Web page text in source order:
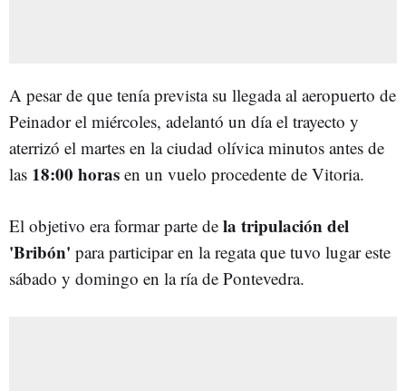
A pesar de que tenía prevista su llegada al aeropuerto de
Peinador el miércoles, adelantó un día el trayecto y
aterrizó el martes en la ciudad olívica minutos antes de
las 18:00 horas en un vuelo procedente de Vitoria.
El objetivo era formar parte de la tripulación del
'Bribón' para participar en la regata que tuvo lugar este
sábado y domingo en la ría de Pontevedra.